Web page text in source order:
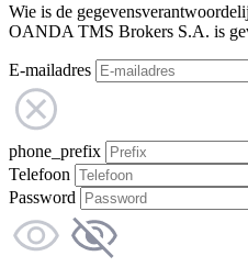
Wie is de
OANDA TMS Brokers S.A. is
E-mailadres
phone_prefix
Telefoon
Password